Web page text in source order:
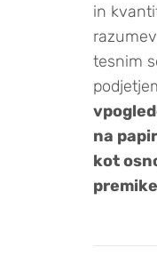
in
tesnim
na
kot